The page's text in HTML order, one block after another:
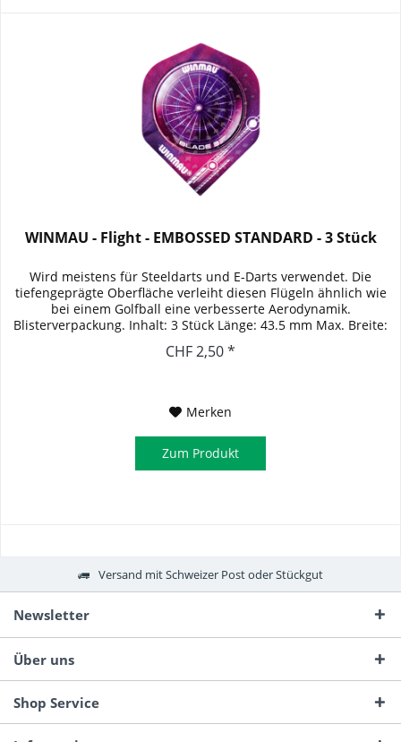
WINMAU - Flight - EMBOSSED STANDARD - 3 Stück
Wird meistens für Steeldarts und E-Darts verwendet. Die
tiefengeprägte Oberfläche verleiht diesen Flügeln ähnlich wie
bei einem Golfball eine verbesserte Aerodynamik.
Blisterverpackung. Inhalt: 3 Stück Länge: 43.5 mm Max. Breite:
CHF 2,50 *
Merken
Zum Produkt
Versand mit Schweizer Post oder Stückgut
Newsletter
Über uns
Shop Service